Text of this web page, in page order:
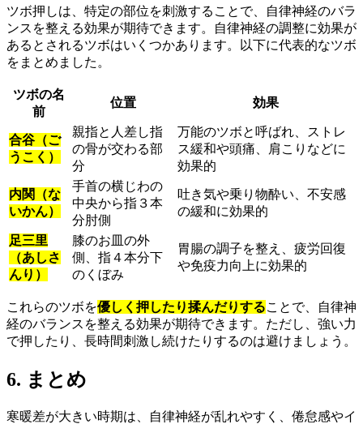
ツボ押しは、特定の部位を刺激することで、自律神経のバラ
ンスを整える効果が期待できます。自律神経の調整に効果が
あるとされるツボはいくつかあります。以下に代表的なツボ
をまとめました。
ツボの名
前
位置 効果
合谷（ご
うこく）
親指と人差し指
の骨が交わる部
分
万能のツボと呼ばれ、ストレ
ス緩和や頭痛、肩こりなどに
効果的
内関（な
いかん）
手首の横じわの
中央から指３本
分肘側
吐き気や乗り物酔い、不安感
の緩和に効果的
足三里
（あしさ
んり）
膝のお皿の外
側、指４本分下
のくぼみ
胃腸の調子を整え、疲労回復
や免疫力向上に効果的
これらのツボを優しく押したり揉んだりすることで、自律神
経のバランスを整える効果が期待できます。ただし、強い力
で押したり、長時間刺激し続けたりするのは避けましょう。
6. まとめ
寒暖差が大きい時期は、自律神経が乱れやすく、倦怠感やイ